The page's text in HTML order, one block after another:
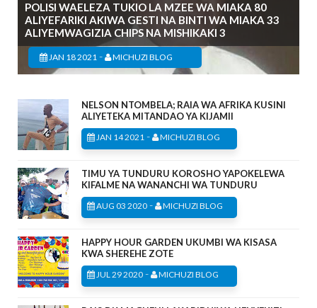
POLISI WAELEZA TUKIO LA MZEE WA MIAKA 80
ALIYEFARIKI AKIWA GESTI NA BINTI WA MIAKA 33
ALIYEMWAGIZIA CHIPS NA MISHIKAKI 3
JAN 18 2021 - MICHUZI BLOG
NELSON NTOMBELA; RAIA WA AFRIKA KUSINI
ALIYETEKA MITANDAO YA KIJAMII
JAN 14 2021 - MICHUZI BLOG
TIMU YA TUNDURU KOROSHO YAPOKELEWA
KIFALME NA WANANCHI WA TUNDURU
AUG 03 2020 - MICHUZI BLOG
HAPPY HOUR GARDEN UKUMBI WA KISASA
KWA SHEREHE ZOTE
JUL 29 2020 - MICHUZI BLOG